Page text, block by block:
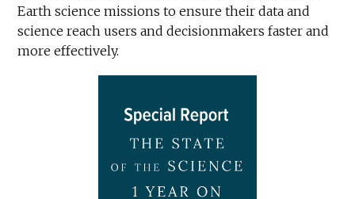
Earth science missions to ensure their data and
science reach users and decisionmakers faster and
more effectively.